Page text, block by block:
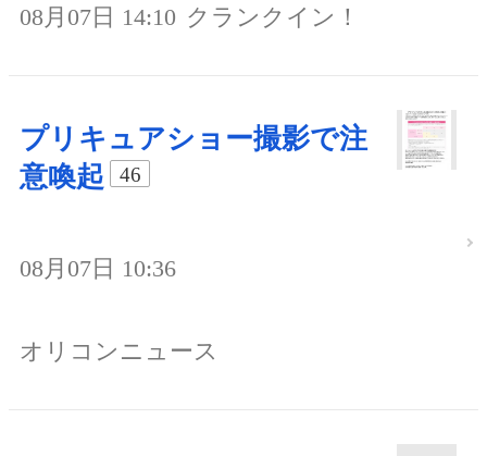
08月07日 14:10 クランクイン！
プリキュアショー撮影で注
意喚起
46
08月07日 10:36
オリコンニュース